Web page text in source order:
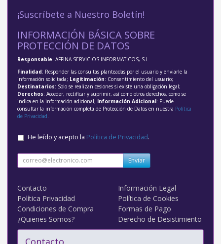
¡Suscríbete a Nuestro Boletín!
INFORMACIÓN BÁSICA SOBRE
PROTECCIÓN DE DATOS
Responsable: AFFINA SERVICIOS INFORMATICOS, S.L
Finalidad: Responder las consultas planteadas por el usuario y enviarle la
información solicitada; Legitimación: Consentimiento del usuario;
Destinatarios: Solo se realizan cesiones si existe una obligación legal;
Derechos: Acceder, rectificar y suprimir, así como otros derechos, como se
indica en la información adicional; Información Adicional: Puede
consultar la información completa de Protección de Datos en nuestra Política
de Privacidad
He leído y acepto la Política de Privacidad.
Enviar
Contacto
Información Legal
Política Privacidad
Política de Cookies
Condiciones de Compra
Formas de Pago
¿Quienes Somos?
Derecho de Desistimiento
Contacto